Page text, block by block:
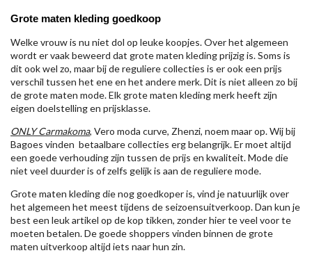
Grote maten kleding goedkoop
Welke vrouw is nu niet dol op leuke koopjes. Over het algemeen
wordt er vaak beweerd dat grote maten kleding prijzig is. Soms is
dit ook wel zo, maar bij de reguliere collecties is er ook een prijs
verschil tussen het ene en het andere merk. Dit is niet alleen zo bij
de grote maten mode. Elk grote maten kleding merk heeft zijn
eigen doelstelling en prijsklasse.
ONLY Carmakoma, Vero moda curve, Zhenzi, noem maar op. Wij bij
Bagoes vinden betaalbare collecties erg belangrijk. Er moet altijd
een goede verhouding zijn tussen de prijs en kwaliteit. Mode die
niet veel duurder is of zelfs gelijk is aan de reguliere mode.
Grote maten kleding die nog goedkoper is, vind je natuurlijk over
het algemeen het meest tijdens de seizoensuitverkoop. Dan kun je
best een leuk artikel op de kop tikken, zonder hier te veel voor te
moeten betalen. De goede shoppers vinden binnen de grote
maten uitverkoop altijd iets naar hun zin.